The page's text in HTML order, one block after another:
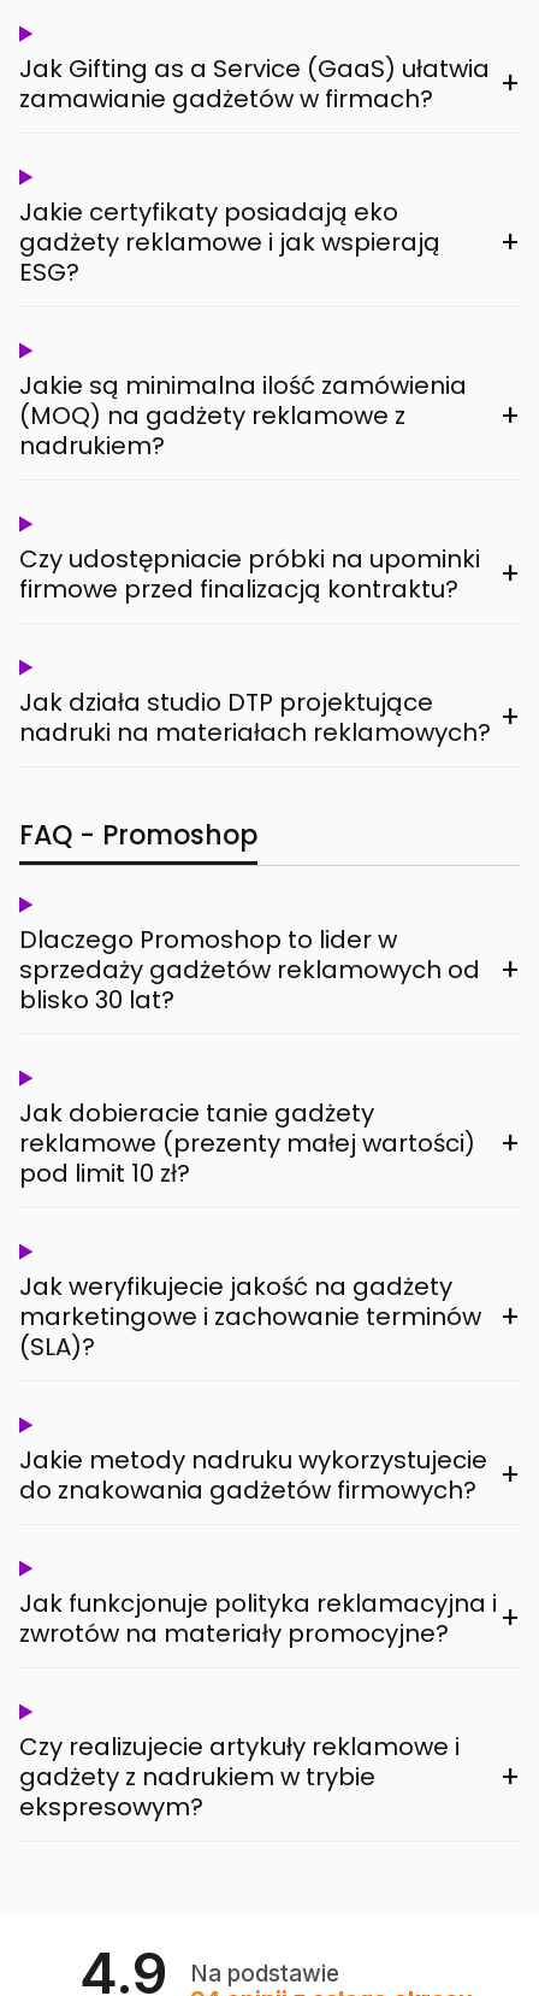
Jak Gifting as a Service (GaaS) ułatwia
zamawianie gadżetów w firmach?
+
Jakie certyfikaty posiadają eko
gadżety reklamowe i jak wspierają
ESG?
+
Jakie są minimalna ilość zamówienia
(MOQ) na gadżety reklamowe z
nadrukiem?
+
Czy udostępniacie próbki na upominki
firmowe przed finalizacją kontraktu?
+
Jak działa studio DTP projektujące
nadruki na materiałach reklamowych? +
FAQ - Promoshop
Dlaczego Promoshop to lider w
sprzedaży gadżetów reklamowych od
blisko 30 lat?
+
Jak dobieracie tanie gadżety
reklamowe (prezenty małej wartości)
pod limit 10 zł?
+
Jak weryfikujecie jakość na gadżety
marketingowe i zachowanie terminów
(SLA)?
+
Jakie metody nadruku wykorzystujecie
do znakowania gadżetów firmowych?
+
Jak funkcjonuje polityka reklamacyjna i
zwrotów na materiały promocyjne?
+
Czy realizujecie artykuły reklamowe i
gadżety z nadrukiem w trybie
ekspresowym?
+
4.9
Na podstawie